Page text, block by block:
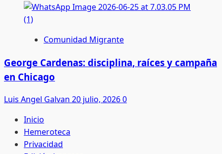
Comunidad Migrante
George Cardenas: disciplina, raíces y campaña
en Chicago
Luis Angel Galvan 20 julio, 20260
Inicio
Hemeroteca
Privacidad